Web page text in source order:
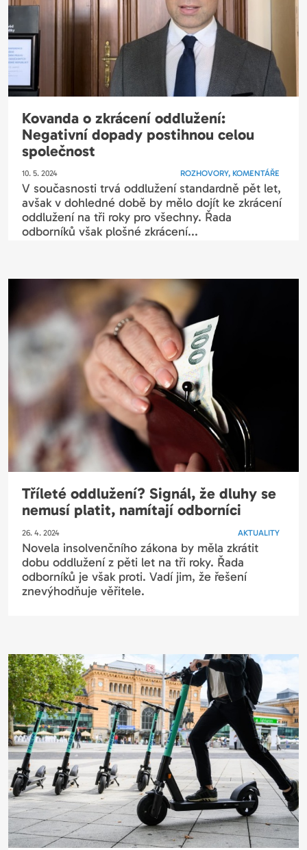
Kovanda o zkrácení oddlužení:
Negativní dopady postihnou celou
společnost
10. 5. 2024 ROZHOVORY, KOMENTÁŘE
V současnosti trvá oddlužení standardně pět let,
avšak v dohledné době by mělo dojít ke zkrácení
oddlužení na tři roky pro všechny. Řada
odborníků však plošné zkrácení...
Tříleté oddlužení? Signál, že dluhy se
nemusí platit, namítají odborníci
26. 4. 2024 AKTUALITY
Novela insolvenčního zákona by měla zkrátit
dobu oddlužení z pěti let na tři roky. Řada
odborníků je však proti. Vadí jim, že řešení
znevýhodňuje věřitele.